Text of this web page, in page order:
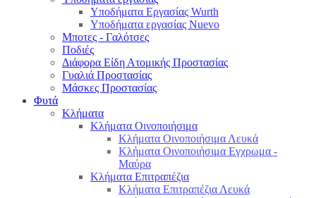
Υποδήματα Εργασίας Wurth
Υποδήματα εργασίας Nuevo
Μποτες - Γαλότσες
Ποδιές
Διάφορα Είδη Ατομικής Προστασίας
Γυαλιά Προστασίας
Μάσκες Προστασίας
Φυτά
Κλήματα
Κλήματα Οινοποιήσιμα
Κλήματα Οινοποιήσιμα Λευκά
Κλήματα Οινοποιήσιμα Εγχρωμα -
Μαύρα
Κλήματα Επιτραπέζια
Κλήματα Επιτραπέζια Λευκά